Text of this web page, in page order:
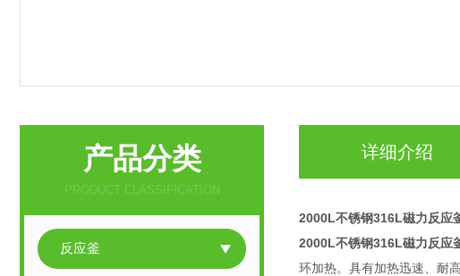
产品分类
PRODUCT CLASSIFICATION
反应釜
详细介绍
2000L不锈钢316L磁力反应
2000L不锈钢316L磁力反应
环加热。具有加热迅速、耐